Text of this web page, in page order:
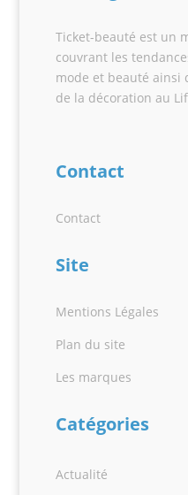
Ticket-beauté est un
couvrant les
mode et beauté ainsi
de la décoration au
Contact
Contact
Site
Mentions Légales
Plan du site
Les marques
Catégories
Actualité